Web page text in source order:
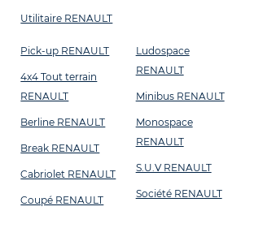
Utilitaire RENAULT
Pick-up RENAULT
4x4 Tout terrain
RENAULT
Berline RENAULT
Break RENAULT
Cabriolet RENAULT
Coupé RENAULT
Ludospace
RENAULT
Minibus RENAULT
Monospace
RENAULT
S.U.V RENAULT
Société RENAULT